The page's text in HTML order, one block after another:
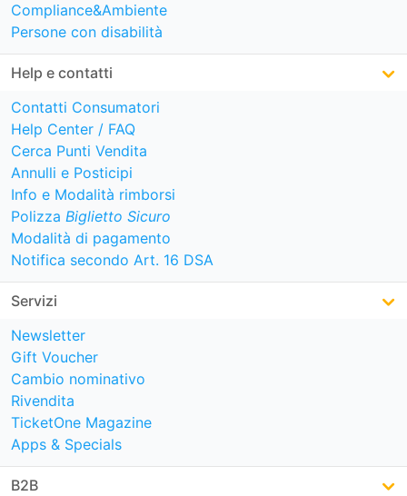
Compliance&Ambiente
Persone con disabilità
Help e contatti
Contatti Consumatori
Help Center / FAQ
Cerca Punti Vendita
Annulli e Posticipi
Info e Modalità rimborsi
Polizza Biglietto Sicuro
Modalità di pagamento
Notifica secondo Art. 16 DSA
Servizi
Newsletter
Gift Voucher
Cambio nominativo
Rivendita
TicketOne Magazine
Apps & Specials
B2B